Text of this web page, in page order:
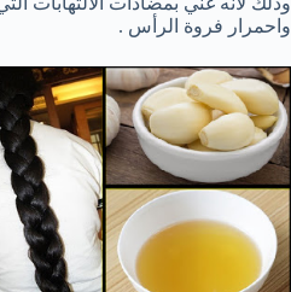
واحمرار فروة الرأس .